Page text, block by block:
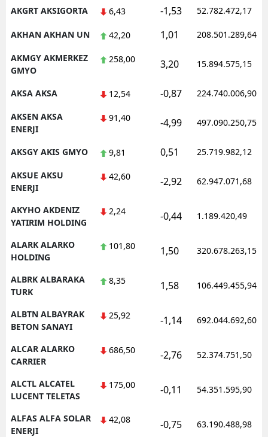
Muş
Nevşehir
Sakarya
Sinop
Sivas
Trabzon
AKGRT AKSIGORTA 6,43 -1,53 52.782.472,17
AKHAN AKHAN UN 42,20 1,01 208.501.289,64
AKMGY AKMERKEZ
GMYO
258,00 3,20 15.894.575,15
AKSA AKSA 12,54 -0,87 224.740.006,90
AKSEN AKSA
ENERJI
91,40 -4,99 497.090.250,75
AKSGY AKIS GMYO 9,81 0,51 25.719.982,12
AKSUE AKSU
ENERJI
42,60 -2,92 62.947.071,68
AKYHO AKDENIZ
YATIRIM HOLDING
2,24 -0,44 1.189.420,49
ALARK ALARKO
HOLDING
101,80 1,50 320.678.263,15
ALBRK ALBARAKA
TURK
8,35 1,58 106.449.455,94
ALBTN ALBAYRAK
BETON SANAYI
25,92 -1,14 692.044.692,60
ALCAR ALARKO
CARRIER
686,50 -2,76 52.374.751,50
ALCTL ALCATEL
LUCENT TELETAS
175,00 -0,11 54.351.595,90
ALFAS ALFA SOLAR
ENERJI
42,08 -0,75 63.190.488,98